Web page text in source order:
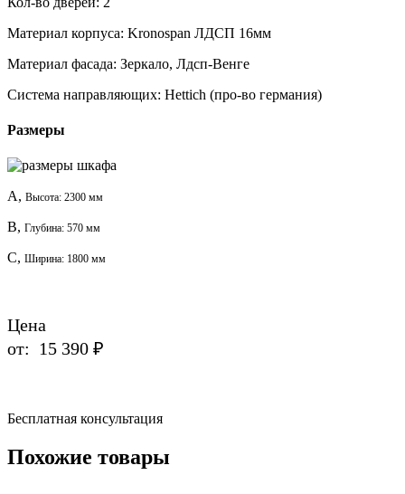
Материал корпуса: Kronospan ЛДСП 16мм
Материал фасада: Зеркало, Лдсп-Венге
Система направляющих: Hettich (про-во германия)
Размеры
A, Высота: 2300 мм
B, Глубина: 570 мм
C, Ширина: 1800 мм
Цена
от: 15 390 ₽
Бесплатная консультация
Похожие товары